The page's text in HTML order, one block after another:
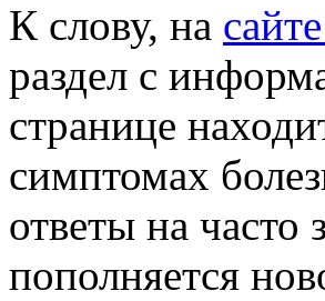
К слову, на
раздел с
странице
симптомах
ответы на часто
пополняется